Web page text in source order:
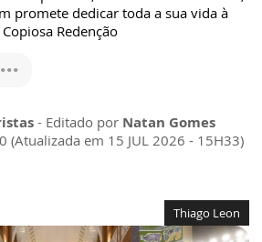
promete dedicar toda a sua vida à
Redenção
- Editado por Natan Gomes
(Atualizada em 15 JUL 2026 - 15H33)
Thiago Leon